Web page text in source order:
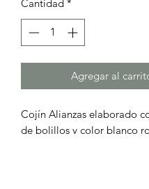
Cantidad *
Agregar al
Cojín Alianzas elaborado
de bolillos y color blanco